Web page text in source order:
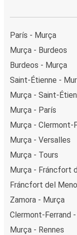
París - Murça
Murça - Burdeos
Burdeos - Murça
Saint-Étienne -
Murça - Saint-
Murça - París
Murça - Clermont-
Murça - Versalles
Murça - Tours
Murça - Fráncfort
Fráncfort del
Zamora - Murça
Clermont-Ferrand
Murça - Rennes